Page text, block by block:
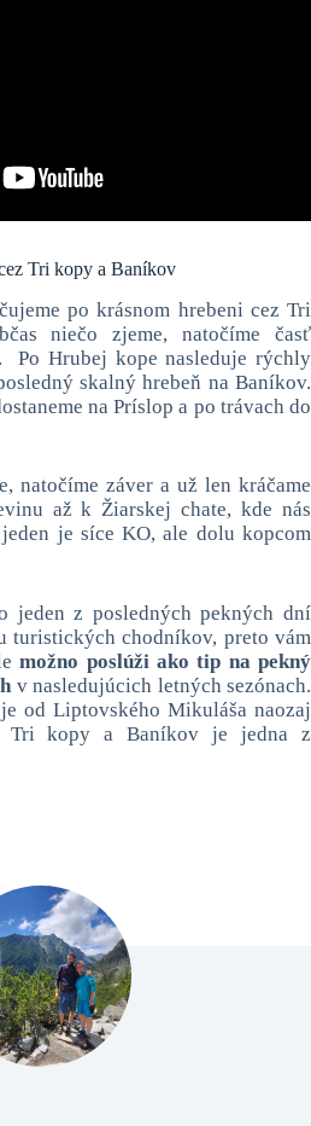
Tri kopy a Baníkov
po krásnom hrebeni cez Tri
niečo zjeme, natočíme časť
Po Hrubej kope nasleduje rýchly
skalný hrebeň na Baníkov.
na Príslop a po trávach do
natočíme záver a už len kráčame
až k Žiarskej chate, kde nás
je síce KO, ale dolu kopcom
jeden z posledných pekných dní
turistických chodníkov, preto vám
možno poslúži ako tip na pekný
v nasledujúcich letných sezónach.
od Liptovského Mikuláša naozaj
kopy a Baníkov je jedna z